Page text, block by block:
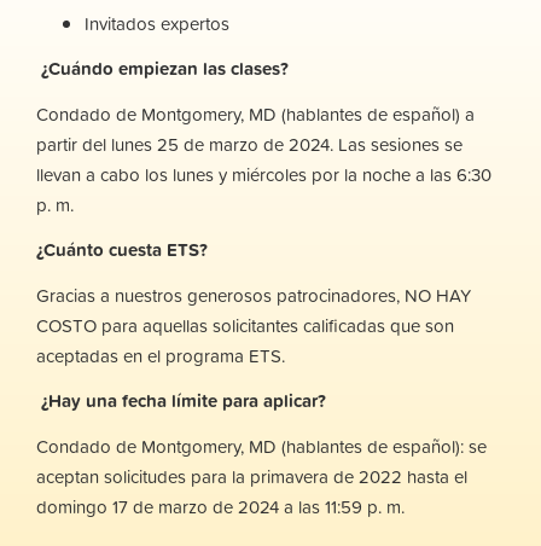
Invitados expertos
¿Cuándo empiezan las clases?
Condado de Montgomery, MD (hablantes de español) a
partir del lunes 25 de marzo de 2024. Las sesiones se
llevan a cabo los lunes y miércoles por la noche a las 6:30
p. m.
¿Cuánto cuesta ETS?
Gracias a nuestros generosos patrocinadores, NO HAY
COSTO para aquellas solicitantes calificadas que son
aceptadas en el programa ETS.
¿Hay una fecha límite para aplicar?
Condado de Montgomery, MD (hablantes de español):se
aceptan solicitudes para la primavera de 2022 hasta el
domingo 17 de marzo de 2024 a las 11:59 p. m.